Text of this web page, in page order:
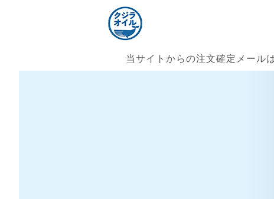
当サイトからの注文確定メール